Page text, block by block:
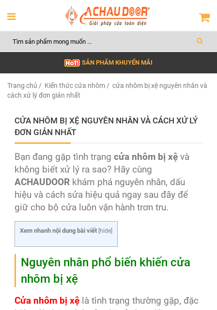
SẢN PHẨM KHUYẾN MÃI
Trang chủ / Kiến thức cửa nhôm / cửa nhôm bị xệ nguyên nhân và
cách xử lý đơn giản nhất
CỬA NHÔM BỊ XỆ NGUYÊN NHÂN VÀ CÁCH XỬ LÝ
ĐƠN GIẢN NHẤT
Bạn đang gặp tình trạng cửa nhôm bị xệ và
không biết xử lý ra sao? Hãy cùng
ACHAUDOOR khám phá nguyên nhân, dấu
hiệu và cách sửa hiệu quả ngay sau đây để
giữ cho bộ cửa luôn vận hành trơn tru.
Xem nhanh nội dung bài viết hide
Nguyên nhân phổ biến khiến cửa
nhôm bị xệ
Cửa nhôm bị xệ là tình trạng thường gặp, đặc